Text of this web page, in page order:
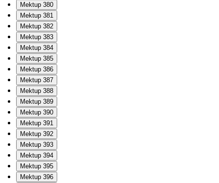
Mektup 380
Mektup 381
Mektup 382
Mektup 383
Mektup 384
Mektup 385
Mektup 386
Mektup 387
Mektup 388
Mektup 389
Mektup 390
Mektup 391
Mektup 392
Mektup 393
Mektup 394
Mektup 395
Mektup 396